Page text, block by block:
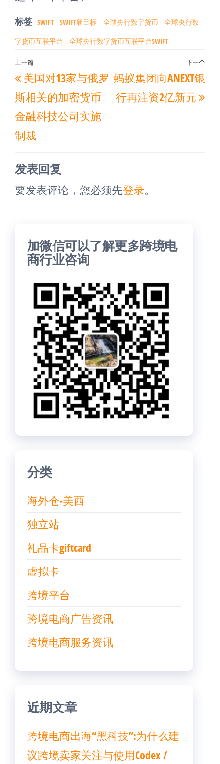
标签 SWIFT SWIFT新目标 全球央行数字货币 全球央行数
字货币互联平台 全球央行数字货币互联平台SWIFT
文
章
导
航
上
一
篇
文
章
上一篇
美国对13家与俄罗
斯相关的加密货币
金融科技公司实施
制裁
下
下一个
蚂蚁集团向ANEXT银
行再注资2亿新元
发表回复
要发表评论，您必须先登录。
加微信可以了解更多跨境电
商行业咨询
分类
海外仓-美西
独立站
礼品卡giftcard
虚拟卡
跨境平台
跨境电商广告资讯
跨境电商服务资讯
近期文章
跨境电商出海“黑科技”:为什么建
议跨境卖家关注与使用Codex /